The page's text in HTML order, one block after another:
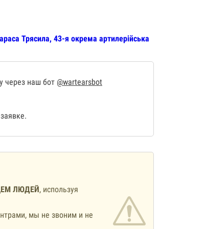
Трясила, 43-я окрема артилерійська
через наш бот @wartearsbot
ЛЮДЕЙ, используя
мы не звоним и не